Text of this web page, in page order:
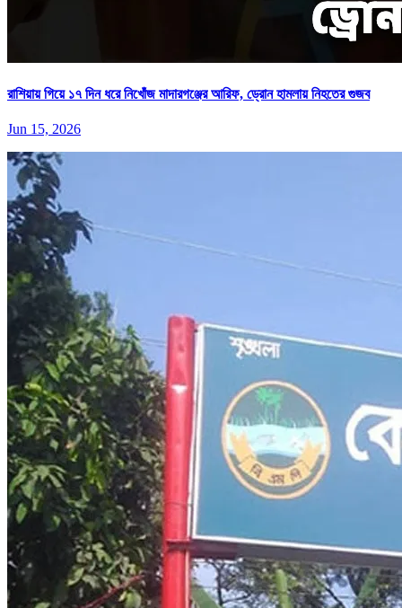
রাশিয়ায় গিয়ে ১৭ দিন ধরে নিখোঁজ মাদারগঞ্জের আরিফ, ড্রোন হামলায় নিহতের গুজব
Jun 15, 2026